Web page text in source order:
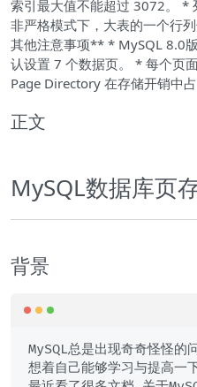
索引最大值不能超过 3072。 *
非严格模式下，大表的一个行
其他注意事项** * MySQL 8.0
认设置 7 个数据页。 * 每个页
Page Directory 在存储开销中占
正文
MySQL数据库页
背景
MySQL总是出现奇奇怪怪的
想着自己能够学习与提高一